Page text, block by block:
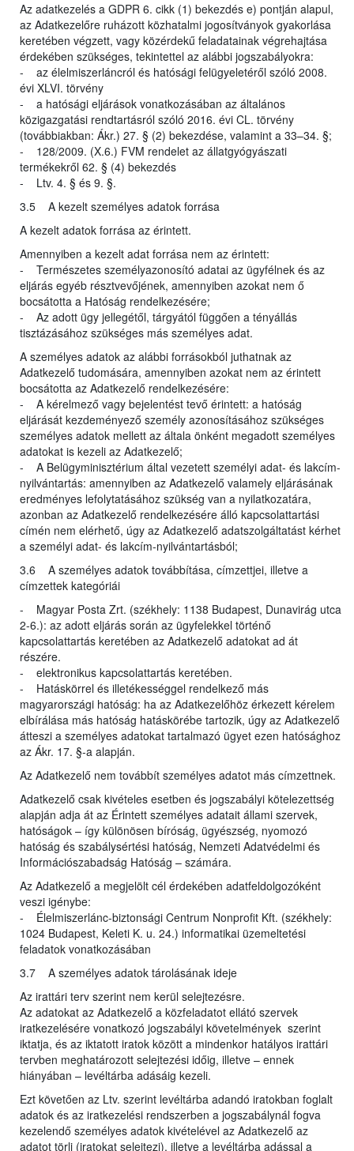
Az adatkezelés a GDPR 6. cikk (1) bekezdés e) pontján alapul,
az Adatkezelőre ruházott közhatalmi jogosítványok gyakorlása
keretében végzett, vagy közérdekű feladatainak végrehajtása
érdekében szükséges, tekintettel az alábbi jogszabályokra:
- az élelmiszerláncról és hatósági felügyeletéről szóló 2008.
évi XLVI. törvény
- a hatósági eljárások vonatkozásában az általános
közigazgatási rendtartásról szóló 2016. évi CL. törvény
(továbbiakban: Ákr.) 27. § (2) bekezdése, valamint a 33–34. §;
- 128/2009. (X.6.) FVM rendelet az állatgyógyászati
termékekről 62. § (4) bekezdés
- Ltv. 4. § és 9. §.
3.5 A kezelt személyes adatok forrása
A kezelt adatok forrása az érintett.
Amennyiben a kezelt adat forrása nem az érintett:
- Természetes személyazonosító adatai az ügyfélnek és az
eljárás egyéb résztvevőjének, amennyiben azokat nem ő
bocsátotta a Hatóság rendelkezésére;
- Az adott ügy jellegétől, tárgyától függően a tényállás
tisztázásához szükséges más személyes adat.
A személyes adatok az alábbi forrásokból juthatnak az
Adatkezelő tudomására, amennyiben azokat nem az érintett
bocsátotta az Adatkezelő rendelkezésére:
- A kérelmező vagy bejelentést tevő érintett: a hatóság
eljárását kezdeményező személy azonosításához szükséges
személyes adatok mellett az általa önként megadott személyes
adatokat is kezeli az Adatkezelő;
- A Belügyminisztérium által vezetett személyi adat- és lakcím-
nyilvántartás: amennyiben az Adatkezelő valamely eljárásának
eredményes lefolytatásához szükség van a nyilatkozatára,
azonban az Adatkezelő rendelkezésére álló kapcsolattartási
címén nem elérhető, úgy az Adatkezelő adatszolgáltatást kérhet
a személyi adat- és lakcím-nyilvántartásból;
3.6 A személyes adatok továbbítása, címzettjei, illetve a
címzettek kategóriái
- Magyar Posta Zrt. (székhely: 1138 Budapest, Dunavirág utca
2-6.): az adott eljárás során az ügyfelekkel történő
kapcsolattartás keretében az Adatkezelő adatokat ad át
részére.
- elektronikus kapcsolattartás keretében.
- Hatáskörrel és illetékességgel rendelkező más
magyarországi hatóság: ha az Adatkezelőhöz érkezett kérelem
elbírálása más hatóság hatáskörébe tartozik, úgy az Adatkezelő
átteszi a személyes adatokat tartalmazó ügyet ezen hatósághoz
az Ákr. 17. §-a alapján.
Az Adatkezelő nem továbbít személyes adatot más címzettnek.
Adatkezelő csak kivételes esetben és jogszabályi kötelezettség
alapján adja át az Érintett személyes adatait állami szervek,
hatóságok – így különösen bíróság, ügyészség, nyomozó
hatóság és szabálysértési hatóság, Nemzeti Adatvédelmi és
Információszabadság Hatóság – számára.
Az Adatkezelő a megjelölt cél érdekében adatfeldolgozóként
veszi igénybe:
- Élelmiszerlánc-biztonsági Centrum Nonprofit Kft. (székhely:
1024 Budapest, Keleti K. u. 24.) informatikai üzemeltetési
feladatok vonatkozásában
3.7 A személyes adatok tárolásának ideje
Az irattári terv szerint nem kerül selejtezésre.
Az adatokat az Adatkezelő a közfeladatot ellátó szervek
iratkezelésére vonatkozó jogszabályi követelmények szerint
iktatja, és az iktatott iratok között a mindenkor hatályos irattári
tervben meghatározott selejtezési időig, illetve – ennek
hiányában – levéltárba adásáig kezeli.
Ezt követően az Ltv. szerint levéltárba adandó iratokban foglalt
adatok és az iratkezelési rendszerben a jogszabálynál fogva
kezelendő személyes adatok kivételével az Adatkezelő az
adatot törli (iratokat selejtezi), illetve a levéltárba adással a